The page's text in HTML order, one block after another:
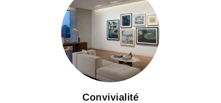
Convivialité